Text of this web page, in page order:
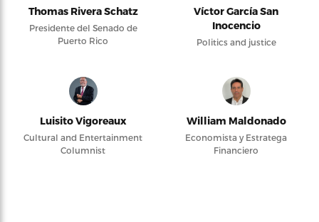
Thomas Rivera Schatz
Presidente del Senado de
Puerto Rico
Víctor García San
Inocencio
Politics and justice
Luisito Vigoreaux
Cultural and Entertainment
Columnist
William Maldonado
Economista y Estratega
Financiero